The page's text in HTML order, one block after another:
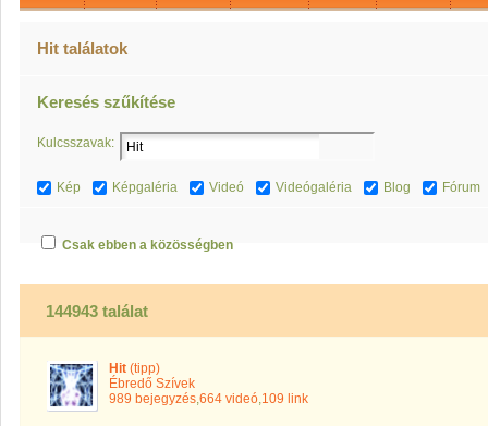
Hit találatok
Keresés szűkítése
Kulcsszavak:
Kép Képgaléria Videó Videógaléria Blog Fórum
Csak ebben a közösségben
144943 találat
Hit (tipp)
Ébredő Szívek
989 bejegyzés,664 videó,109 link